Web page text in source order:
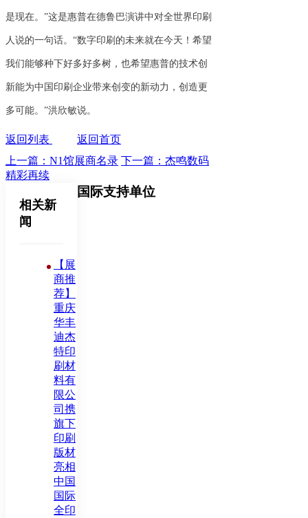
是现在。”这是惠普在德鲁巴演讲中对全世界印刷
人说的一句话。“数字印刷的未来就在今天！希望
我们能够种下好多好多树，也希望惠普的技术创
新能为中国印刷企业带来创变的新动力，创造更
多可能。”洪欣敏说。
返回列表
返回首页
上一篇：N1馆展商名录 下一篇：杰鸣数码
精彩再续
相关新
闻
【展
商推
荐】
重庆
华丰
迪杰
特印
刷材
料有
限公
司携
旗下
印刷
版材
亮相
中国
国际
全印
国际支持单位